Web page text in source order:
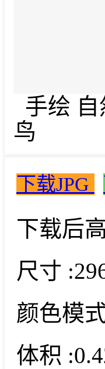
手绘
鸟
下载JPG
下载后
尺寸 :
颜色模
体积 :